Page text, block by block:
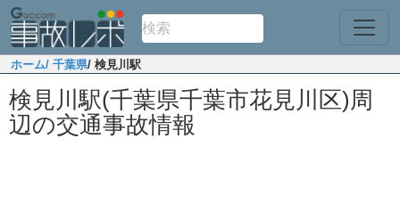
ホーム/ 千葉県/ 検見川駅
検見川駅(千葉県千葉市花見川区)周
辺の交通事故情報